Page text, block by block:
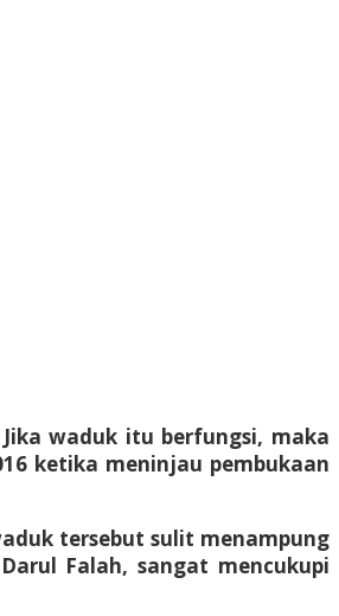
waduk itu berfungsi, maka
ketika meninjau pembukaan
tersebut sulit menampung
Falah, sangat mencukupi